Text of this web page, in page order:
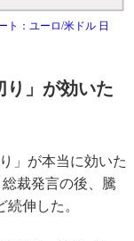
ト：ユーロ/米ドル 日
り」が効いた
」が本当に効いた
裁発言の後、騰
伸した。